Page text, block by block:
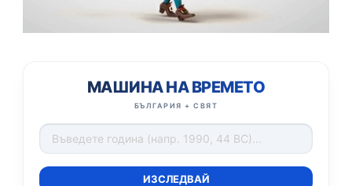
МАШИНА НА ВРЕМЕТО
БЪЛГАРИЯ + СВЯТ
ИЗСЛЕДВАЙ